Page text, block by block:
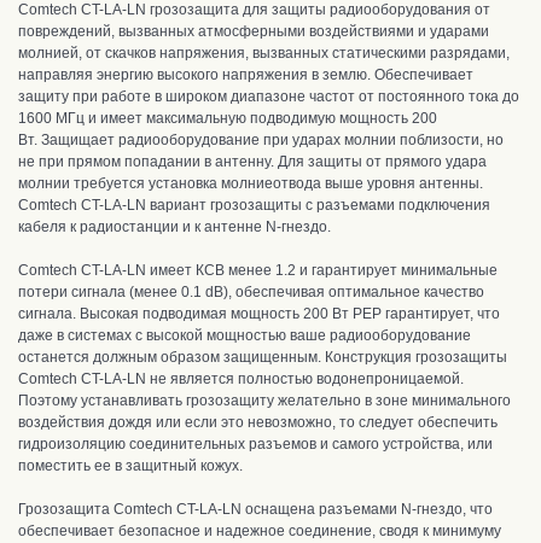
Comtech CT-LA-LN грозозащита для защиты радиооборудования от
повреждений, вызванных атмосферными воздействиями и ударами
молнией, от скачков напряжения, вызванных статическими разрядами,
направляя энергию высокого напряжения в землю. Обеспечивает
защиту при работе в широком диапазоне частот от постоянного тока до
1600 МГц и имеет максимальную подводимую мощность 200
Вт. Защищает радиооборудование при ударах молнии поблизости, но
не при прямом попадании в антенну. Для защиты от прямого удара
молнии требуется установка молниеотвода выше уровня антенны.
Comtech CT-LA-LN вариант грозозащиты с разъемами подключения
кабеля к радиостанции и к антенне N-гнездо.
Comtech CT-LA-LN имеет КСВ менее 1.2 и гарантирует минимальные
потери сигнала (менее 0.1 dB), обеспечивая оптимальное качество
сигнала. Высокая подводимая мощность 200 Вт PEP гарантирует, что
даже в системах с высокой мощностью ваше радиооборудование
останется должным образом защищенным. Конструкция грозозащиты
Comtech CT-LA-LN не является полностью водонепроницаемой.
Поэтому устанавливать грозозащиту желательно в зоне минимального
воздействия дождя или если это невозможно, то следует обеспечить
гидроизоляцию соединительных разъемов и самого устройства, или
поместить ее в защитный кожух.
Грозозащита Comtech CT-LA-LN оснащена разъемами N-гнездо, что
обеспечивает безопасное и надежное соединение, сводя к минимуму